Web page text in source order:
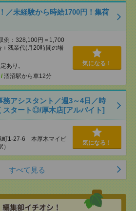
／未経験から時給1700円！集荷
例：328,100円＝1,700
残業代(月20時間の場
あり。
/ 涸沼駅から車12分
気になる！
アシスタント／週3～4日／時
スタート◎/厚木店[アルバイト]
町1-27-6 本厚木マイビ
気になる！
すべて見る